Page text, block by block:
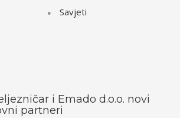
Savjeti
i Emado d.o.o. novi
partneri